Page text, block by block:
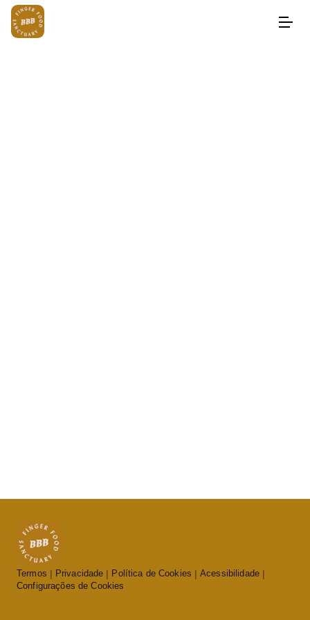
Termos Privacidade Política de Cookies
Acessibilidade
Configurações de Cookies